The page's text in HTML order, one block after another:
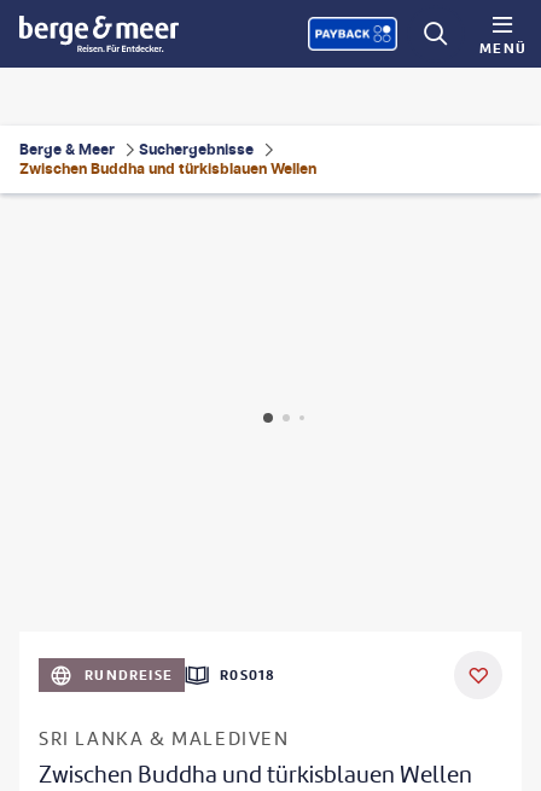
MENÜ
Berge & Meer
Suchergebnisse
Zwischen Buddha und türkisblauen Wellen
RUNDREISE R0S018
SRI LANKA & MALEDIVEN
Zwischen Buddha und türkisblauen Wellen